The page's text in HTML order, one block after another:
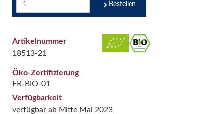
Bestellen
Artikelnummer
18513-21
Öko-Zertifizierung
FR-BIO-01
Verfügbarkeit
verfügbar ab Mitte Mai 2023